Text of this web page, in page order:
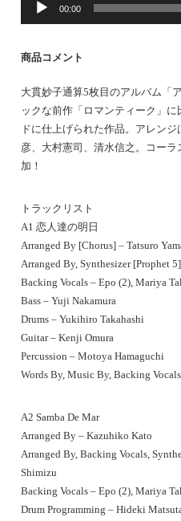
ー
ヤ
00:00
商品コメント
大貫妙子通算5枚目のアルバム「
ックな前作「ロマンティーク」
ドに仕上げられた作品。アレン
彦、大村憲司、清水信之。コー
加！
トラックリスト
A1 恋人達の明日
Arranged By [Chorus] – Tatsuro
Arranged By, Synthesizer [Prophet
Backing Vocals – Epo (2), Mariya
Bass – Yuji Nakamura
Drums – Yukihiro Takahashi
Guitar – Kenji Omura
Percussion – Motoya Hamaguchi
Words By, Music By, Backing
A2 Samba De Mar
Arranged By – Kazuhiko Kato
Arranged By, Backing Vocals,
Shimizu
Backing Vocals – Epo (2), Mariya
Drum Programming – Hideki